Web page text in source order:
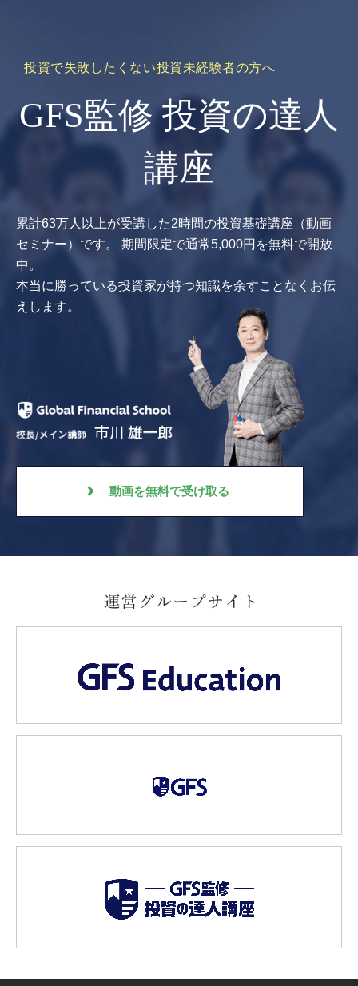
投資で失敗したくない投資未経験者の方へ
GFS監修 投資の達人
講座
累計63万人以上が受講した2時間の投資基礎講座（動画
セミナー）です。
期間限定で通常5,000円を無料で開放
中。
本当に勝っている投資家が持つ知識を余すことなくお伝
えします。
動画を無料で受け取る